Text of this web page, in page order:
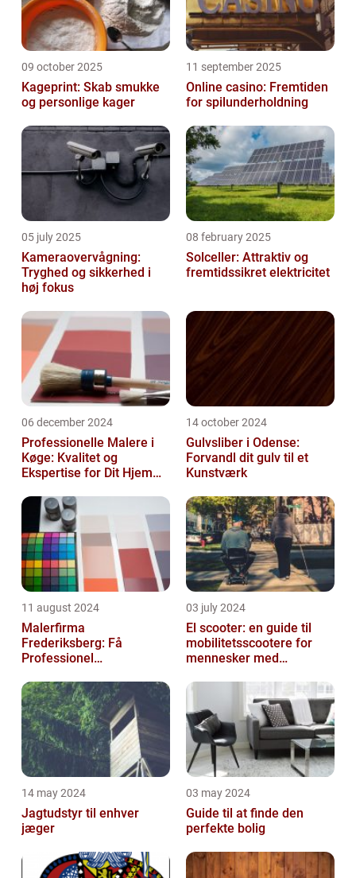
09 october 2025
Kageprint: Skab smukke
og personlige kager
11 september 2025
Online casino: Fremtiden
for spilunderholdning
05 july 2025
Kameraovervågning:
Tryghed og sikkerhed i
høj fokus
08 february 2025
Solceller: Attraktiv og
fremtidssikret elektricitet
06 december 2024
Professionelle Malere i
Køge: Kvalitet og
Ekspertise for Dit Hjem
14 october 2024
Gulvsliber i Odense:
Forvandl dit gulv til et
Kunstværk
11 august 2024
Malerfirma
Frederiksberg: Få
Professionel
eller virksomhed
03 july 2024
El scooter: en guide til
mobilitetsscootere for
mennesker med
14 may 2024
Jagtudstyr til enhver
jæger
03 may 2024
Guide til at finde den
perfekte bolig